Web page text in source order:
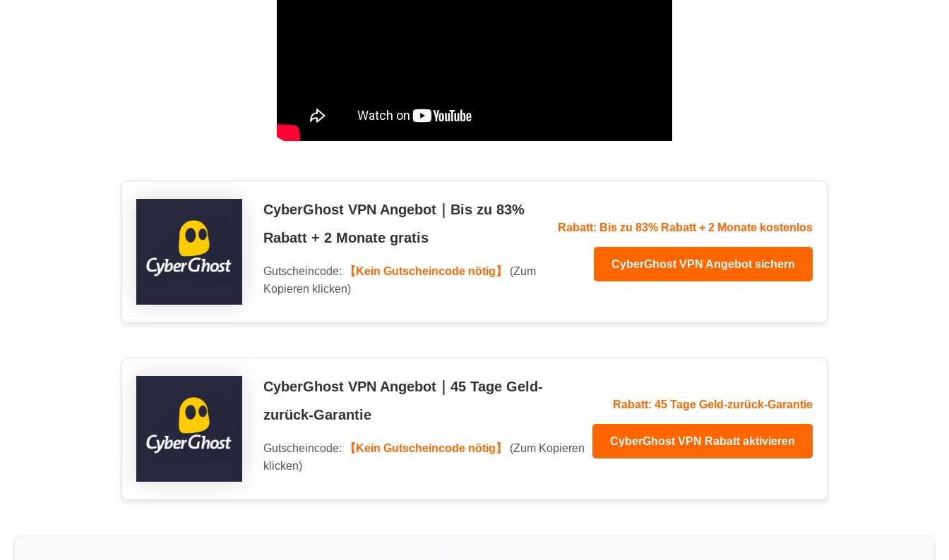
CyberGhost VPN Angebot｜Bis zu 83%
Rabatt + 2 Monate gratis
Gutscheincode: 【Kein Gutscheincode nötig】
(Zum
Kopieren klicken)
Rabatt: Bis zu 83% Rabatt + 2 Monate kostenlos
CyberGhost VPN Angebot sichern
CyberGhost VPN Angebot｜45 Tage Geld-
zurück-Garantie
Gutscheincode: 【Kein Gutscheincode nötig】
(Zum Kopieren
klicken)
Rabatt: 45 Tage Geld-zurück-Garantie
CyberGhost VPN Rabatt aktivieren